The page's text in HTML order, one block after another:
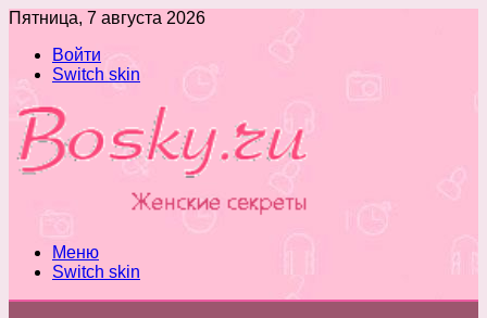
Пятница, 7 августа 2026
Войти
Switch skin
Меню
Switch skin